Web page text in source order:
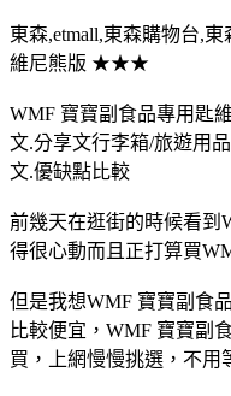
東森,etmall,東森購物台,
維尼熊版 ★★★
WMF 寶寶副食品專用匙
文.分享文行李箱/旅遊用
文.優缺點比較
前幾天在逛街的時候看到
得很心動而且正打算買
但是我想WMF 寶寶副食
比較便宜，WMF 寶寶副
買，上網慢慢挑選，不用